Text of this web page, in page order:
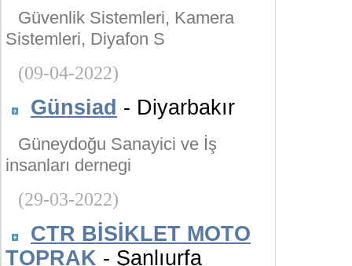
Güvenlik Sistemleri, Kamera
Sistemleri, Diyafon S
(09-04-2022)
Günsiad - Diyarbakır
Güneydoğu Sanayici ve İş
insanları dernegi
(29-03-2022)
CTR BİSİKLET MOTO
TOPRAK - Şanlıurfa